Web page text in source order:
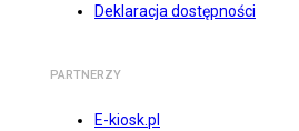
Deklaracja dostępności
PARTNERZY
E-kiosk.pl